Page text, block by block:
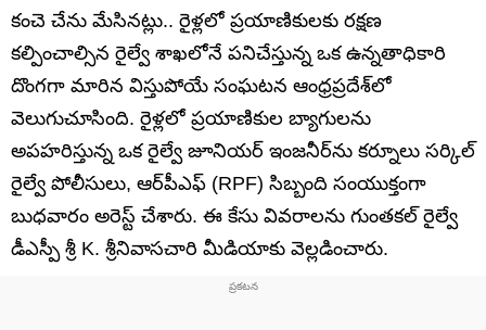
కంచె చేను మేసినట్లు.. రైళ్లలో ప్రయాణికులకు రక్షణ
కల్పించాల్సిన రైల్వే శాఖలోనే పనిచేస్తున్న ఒక ఉన్నతాధికారి
దొంగగా మారిన విస్తుపోయే సంఘటన ఆంధ్రప్రదేశ్‌లో
వెలుగుచూసింది. రైళ్లలో ప్రయాణికుల బ్యాగులను
అపహరిస్తున్న ఒక రైల్వే జూనియర్ ఇంజనీర్‌ను కర్నూలు సర్కిల్
రైల్వే పోలీసులు, ఆర్‌పీఎఫ్ (RPF) సిబ్బంది సంయుక్తంగా
బుధవారం అరెస్ట్ చేశారు. ఈ కేసు వివరాలను గుంతకల్ రైల్వే
డీఎస్పీ శ్రీ K. శ్రీనివాసచారి మీడియాకు వెల్లడించారు.